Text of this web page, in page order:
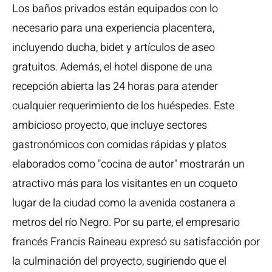
Los baños privados están equipados con lo
necesario para una experiencia placentera,
incluyendo ducha, bidet y artículos de aseo
gratuitos. Además, el hotel dispone de una
recepción abierta las 24 horas para atender
cualquier requerimiento de los huéspedes. Este
ambicioso proyecto, que incluye sectores
gastronómicos con comidas rápidas y platos
elaborados como "cocina de autor" mostrarán un
atractivo más para los visitantes en un coqueto
lugar de la ciudad como la avenida costanera a
metros del río Negro. Por su parte, el empresario
francés Francis Raineau expresó su satisfacción por
la culminación del proyecto, sugiriendo que el